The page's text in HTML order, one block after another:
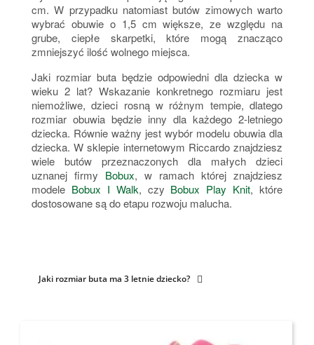
cm. W przypadku natomiast butów zimowych warto
wybrać obuwie o 1,5 cm większe, ze względu na
grube, ciepłe skarpetki, które mogą znacząco
zmniejszyć ilość wolnego miejsca.
Jaki rozmiar buta będzie odpowiedni dla dziecka w
wieku 2 lat? Wskazanie konkretnego rozmiaru jest
niemożliwe, dzieci rosną w różnym tempie, dlatego
rozmiar obuwia będzie inny dla każdego 2-letniego
dziecka. Równie ważny jest wybór modelu obuwia dla
dziecka. W sklepie internetowym Riccardo znajdziesz
wiele butów przeznaczonych dla małych dzieci
uznanej firmy Bobux, w ramach której znajdziesz
modele Bobux I Walk, czy Bobux Play Knit, które
dostosowane są do etapu rozwoju malucha.
Jaki rozmiar buta ma 3 letnie dziecko?